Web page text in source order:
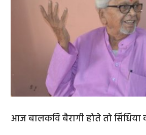
देते? सऊदी अरब में हेलिकॉप्टर और